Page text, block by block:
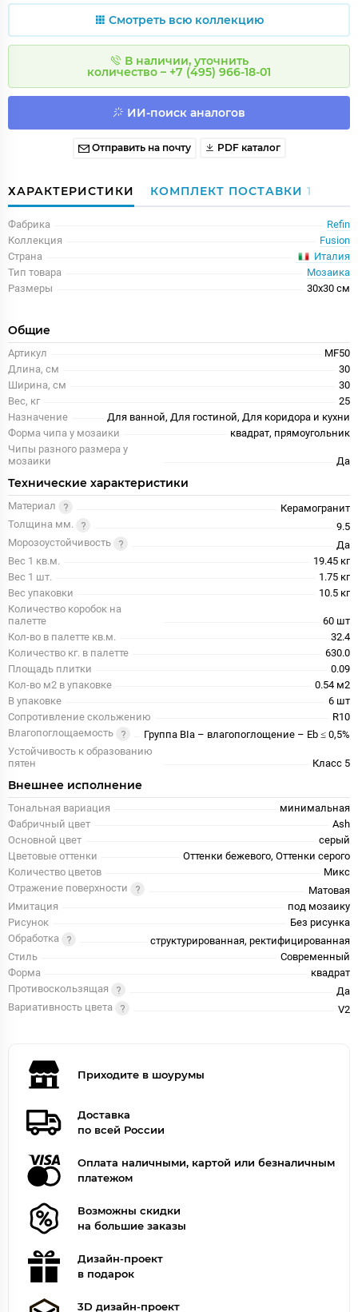
Смотреть всю коллекцию
В наличии, уточнить
количество – +7 (495) 966-18-01
ИИ-поиск аналогов
Отправить на почту PDF каталог
ХАРАКТЕРИСТИКИ КОМПЛЕКТ ПОСТАВКИ 1
Фабрика
Refin
Коллекция
Fusion
Страна
Италия
Тип товара
Мозаика
Размеры
30x30 см
Общие
Артикул
MF50
Длина, см
30
Ширина, см
30
Вес, кг
25
Назначение
Для ванной, Для гостиной, Для коридора и кухни
Форма чипа у мозаики
квадрат, прямоугольник
Чипы разного размера у
мозаики
Да
Технические характеристики
Материал
Керамогранит
Толщина мм.
9.5
Морозоустойчивость
Да
Вес 1 кв.м.
19.45 кг
Вес 1 шт.
1.75 кг
Вес упаковки
10.5 кг
Количество коробок на
палетте
60 шт
Кол-во в палетте кв.м.
32.4
Количество кг. в палетте
630.0
Площадь плитки
0.09
Кол-во м2 в упаковке
0.54 м2
В упаковке
6 шт
Сопротивление скольжению
R10
Влагопоглощаемость
Группа BIa – влагопоглощение – Eb ≤ 0,5%
Устойчивость к образованию
пятен
Класс 5
Внешнее исполнение
Тональная вариация
минимальная
Фабричный цвет
Ash
Основной цвет
серый
Цветовые оттенки
Оттенки бежевого, Оттенки серого
Количество цветов
Микс
Отражение поверхности
Матовая
Имитация
под мозаику
Рисунок
Без рисунка
Обработка
структурированная, ректифицированная
Стиль
Современный
Форма
квадрат
Противоскользящая
Да
Вариативность цвета
V2
Приходите в шоурумы
Доставка
по всей России
Оплата наличными, картой или безналичным
платежом
Возможны скидки
на большие заказы
Дизайн-проект
в подарок
3D дизайн-проект